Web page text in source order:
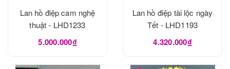
Lan hồ điệp cam nghệ
thuật - LHD1233
5.000.000₫
Lan hồ điệp tài lộc ngày
Tết - LHD1193
4.320.000₫